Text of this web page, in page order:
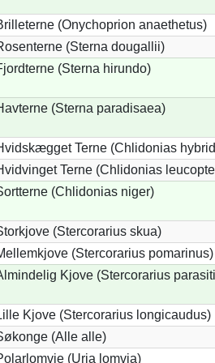
(Onychoprion anaethetus)
(Sterna dougallii)
(Sterna hirundo)
(Sterna paradisaea)
Terne (Chlidonias
Terne (Chlidonias
(Chlidonias niger)
(Stercorarius skua)
(Stercorarius pomarinus)
Kjove (Stercorarius
Kjove (Stercorarius longicaudus)
(Alle alle)
(Uria lomvia)